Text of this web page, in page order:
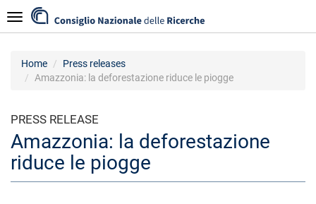
to
main
Navigazione
Home
Press releases
Amazzonia: la deforestazione riduce le piogge
PRESS RELEASE
Amazzonia: la deforestazione
riduce le piogge